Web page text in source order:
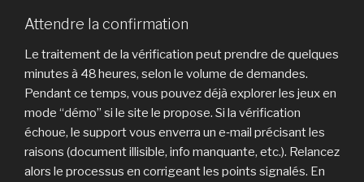
Attendre la confirmation
Le traitement de la vérification peut prendre de quelques
minutes à 48 heures, selon le volume de demandes.
Pendant ce temps, vous pouvez déjà explorer les jeux en
mode “démo” si le site le propose. Si la vérification
échoue, le support vous enverra un e‑mail précisant les
raisons (document illisible, info manquante, etc.). Relancez
alors le processus en corrigeant les points signalés. En